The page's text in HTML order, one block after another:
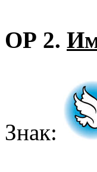
ОР 2.
Знак: